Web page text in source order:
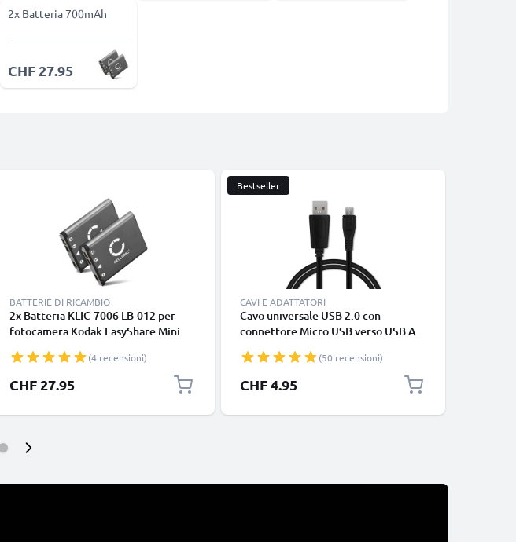
2x Batteria 700mAh
CHF 27.95
BATTERIE DI RICAMBIO
2x Batteria KLIC-7006 LB-012 per
fotocamera Kodak EasyShare Mini
M552 M575 M577 M580 M583 M873
M883 M5370 Affidabile ricambio da
700mAh, marca CELLONIC
(4 recensioni)
CHF 27.95
Bestseller
CAVI E ADATTATORI
Cavo universale USB 2.0 con
connettore Micro USB verso USB A
nero
(50 recensioni)
CHF 4.95